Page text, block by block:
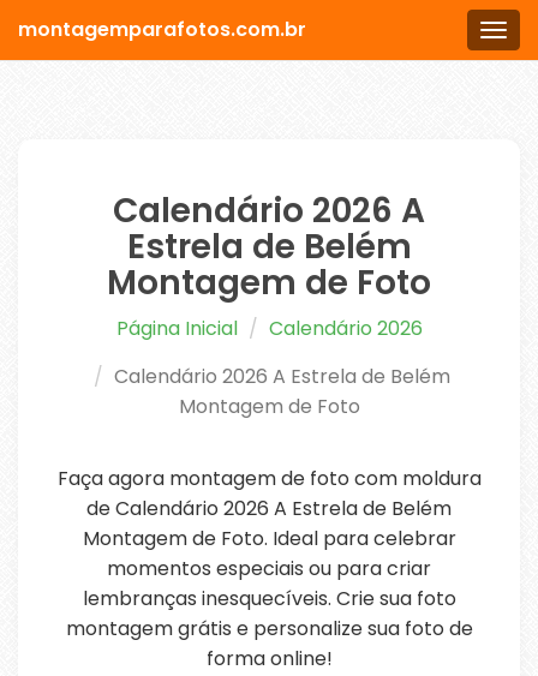
Menu
montagemparafotos.com.br
Calendário 2026 A
Estrela de Belém
Montagem de Foto
Página Inicial
Calendário 2026
Calendário 2026 A Estrela de Belém
Montagem de Foto
Faça agora montagem de foto com moldura
de Calendário 2026 A Estrela de Belém
Montagem de Foto. Ideal para celebrar
momentos especiais ou para criar
lembranças inesquecíveis. Crie sua foto
montagem grátis e personalize sua foto de
forma online!